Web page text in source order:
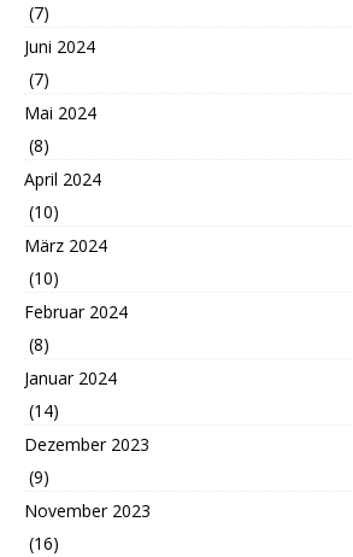
(7)
Juni 2024
(7)
Mai 2024
(8)
April 2024
(10)
März 2024
(10)
Februar 2024
(8)
Januar 2024
(14)
Dezember 2023
(9)
November 2023
(16)